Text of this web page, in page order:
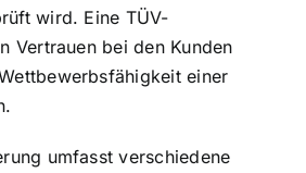
wird. Eine TÜV-
Vertrauen bei den Kunden
einer
umfasst verschiedene